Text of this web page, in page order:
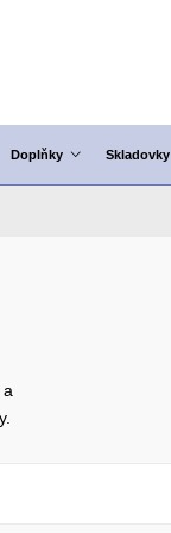
Doplňky Skladovky